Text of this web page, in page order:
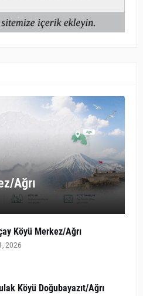
Ağrı
Köyü Merkez/Ağrı
2026
Köyü Doğubayazıt/Ağrı